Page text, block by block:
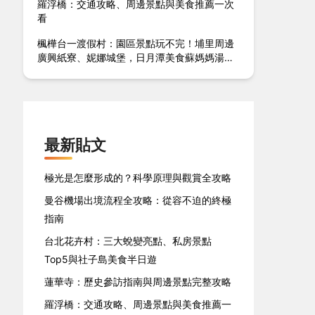
羅浮橋：交通攻略、周邊景點與美食推薦一次
看
楓樺台一渡假村：園區景點玩不完！埔里周邊
廣興紙寮、妮娜城堡，日月潭美食蘇媽媽湯圓
最新貼文
極光是怎麼形成的？科學原理與觀賞全攻略
曼谷機場出境流程全攻略：從容不迫的終極
指南
台北花卉村：三大蛻變亮點、私房景點
Top5與社子島美食半日遊
蓮華寺：歷史參訪指南與周邊景點完整攻略
羅浮橋：交通攻略、周邊景點與美食推薦一